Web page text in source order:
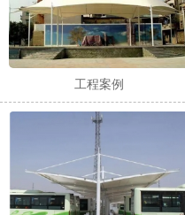
工程案例